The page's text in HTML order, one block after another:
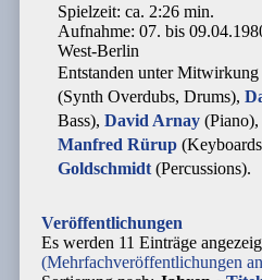
Spielzeit: ca. 2:26 min.
Aufnahme: 07. bis
West-Berlin
Entstanden unter Mitwirkung
(Synth Overdubs, Drums),
Bass), David Arnay(Piano),
Manfred Rürup
Goldschmidt(Percussions).
Veröffentlichungen
Es werden 11 Einträge
(Mehrfachveröffentlichungen